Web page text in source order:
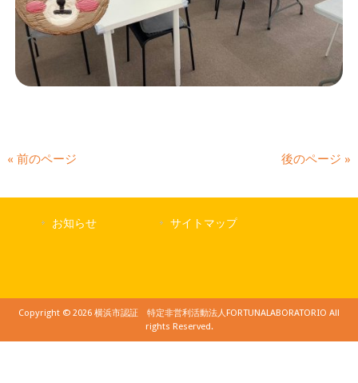
« 前のページ 後のページ »
お知らせ サイトマップ
Copyright © 2026 横浜市認証 特定非営利活動法人FORTUNALABORATORIO All
rights Reserved.